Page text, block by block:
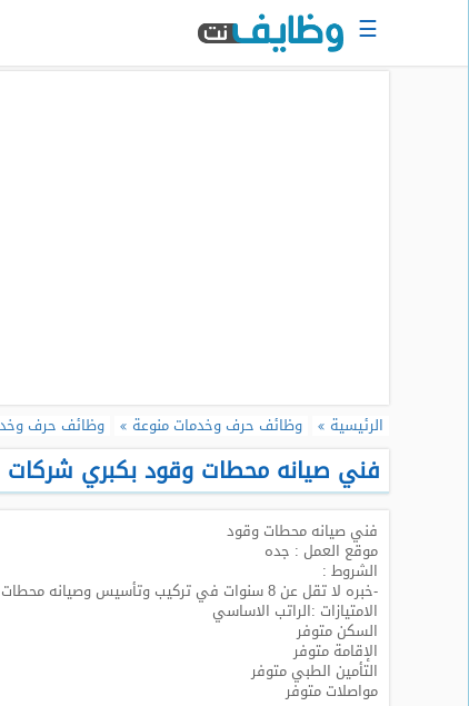
سيرتك
الوظائف
☰
الرئيسية وظائف حرف وخدمات منوعة وظائف حرف
فني صيانه محطات وقود بكبري شركات
فني صيانه محطات وقود
موقع العمل : جده
الشروط :
-خبره لا تقل عن 8 سنوات في تركيب وتأسيس وصيانه محطات الوقود
الامتيازات :الراتب الاساسي
السكن متوفر
الإقامة متوفر
التأمين الطبي متوفر
مواصلات متوفر